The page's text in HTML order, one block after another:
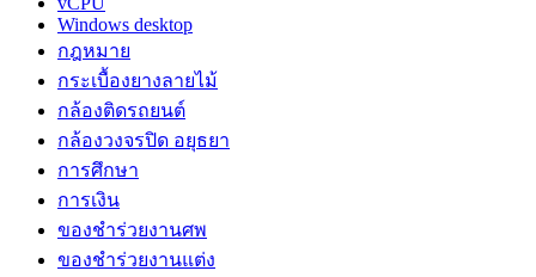
Windows desktop
กฎหมาย
กระเบื้องยางลายไม้
กล้องติดรถยนต์
กล้องวงจรปิด อยุธยา
การศึกษา
การเงิน
ของชำร่วยงานศพ
ของชำร่วยงานแต่ง